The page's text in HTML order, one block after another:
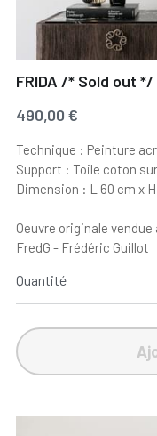
FRIDA /* Sold out */
490,00 €
Technique : Peinture
Support : Toile coton
Dimension : L 60 cm x
Oeuvre originale
FredG - Frédéric Guillot
Quantité